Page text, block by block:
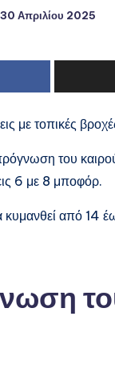
30 Απριλίου 2025
με τοπικές
του
6 με 8 μποφόρ.
από 14